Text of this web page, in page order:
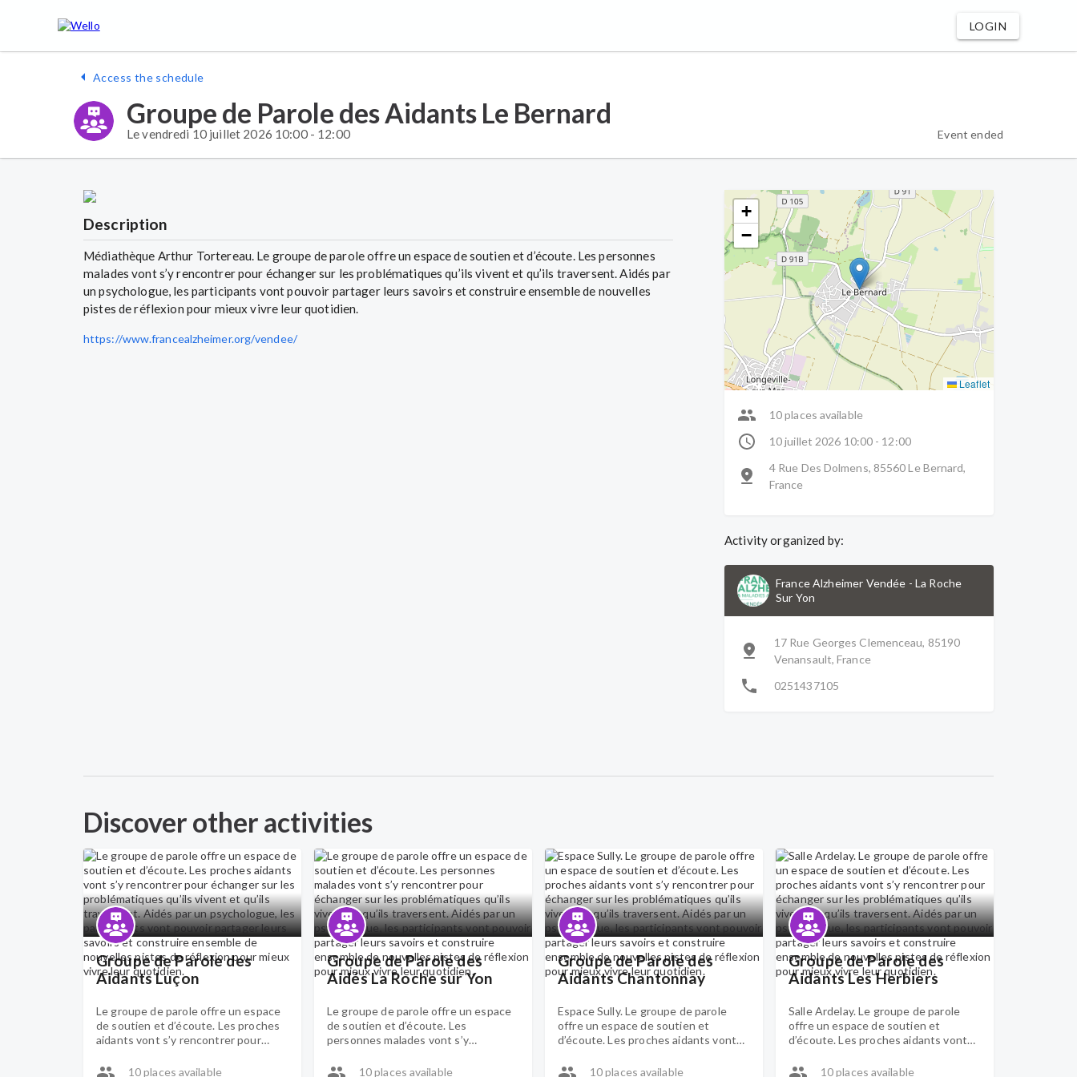
LOGIN
Access the schedule
Groupe de Parole des Aidants Le Bernard
Le vendredi 10 juillet 2026 10:00 - 12:00 Event ended
Description
Médiathèque Arthur Tortereau. Le groupe de parole offre un espace de soutien et d’écoute. Les personnes
malades vont s’y rencontrer pour échanger sur les problématiques qu’ils vivent et qu’ils traversent. Aidés par
un psychologue, les participants vont pouvoir partager leurs savoirs et construire ensemble de nouvelles
pistes de réflexion pour mieux vivre leur quotidien.
https://www.francealzheimer.org/vendee/
+
−
Leaflet
10 places available
10 juillet 2026 10:00 - 12:00
4 Rue Des Dolmens, 85560 Le Bernard,
France
Activity organized by:
France Alzheimer Vendée - La Roche
Sur Yon
17 Rue Georges Clemenceau, 85190
Venansault, France
0251437105
Discover other activities
Groupe de Parole des
Aidants Luçon
Le groupe de parole offre un espace
de soutien et d’écoute. Les proches
aidants vont s’y rencontrer pour
qu’ils vivent et qu’ils traversent.
10 places available
Groupe de Parole des
Aidés La Roche sur Yon
Le groupe de parole offre un espace
de soutien et d’écoute. Les
personnes malades vont s’y
problématiques qu’ils vivent et qu’ils
10 places available
Groupe de Parole des
Aidants Chantonnay
Espace Sully. Le groupe de parole
offre un espace de soutien et
d’écoute. Les proches aidants vont
problématiques qu’ils vivent et qu’ils
10 places available
Groupe de Parole des
Aidants Les Herbiers
Salle Ardelay. Le groupe de parole
offre un espace de soutien et
d’écoute. Les proches aidants vont
problématiques qu’ils vivent et qu’ils
10 places available